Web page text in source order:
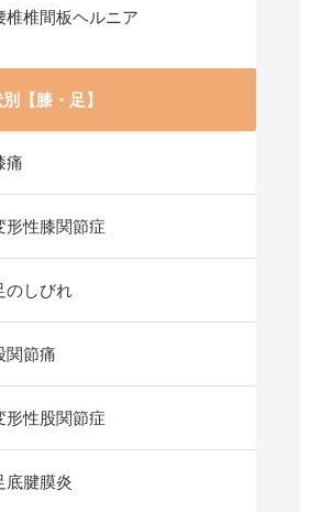
椎椎間板ヘルニア
【膝・足】
痛
形性膝関節症
のしびれ
関節痛
形性股関節症
底腱膜炎